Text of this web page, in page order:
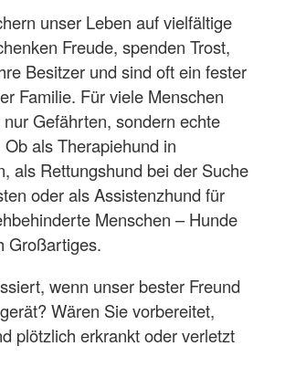
unser Leben auf vielfältige
Freude, spenden Trost,
Besitzer und sind oft ein fester
Familie. Für viele Menschen
Gefährten, sondern echte
als Therapiehund in
als Rettungshund bei der Suche
oder als Assistenzhund für
Menschen – Hunde
Großartiges.
wenn unser bester Freund
Wären Sie vorbereitet,
plötzlich erkrankt oder verletzt